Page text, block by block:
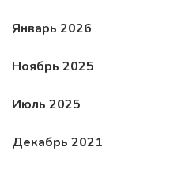
Январь 2026
Ноябрь 2025
Июль 2025
Декабрь 2021